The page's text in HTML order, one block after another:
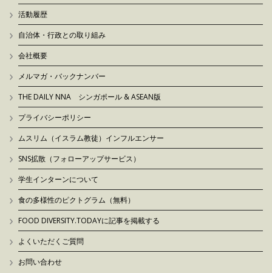
活動履歴
自治体・行政との取り組み
会社概要
メルマガ・バックナンバー
THE DAILY NNA シンガポール & ASEAN版
プライバシーポリシー
ムスリム（イスラム教徒）インフルエンサー
SNS拡散（フォローアップサービス）
学生インターンについて
食の多様性のピクトグラム（無料）
FOOD DIVERSITY.TODAYに記事を掲載する
よくいただくご質問
お問い合わせ